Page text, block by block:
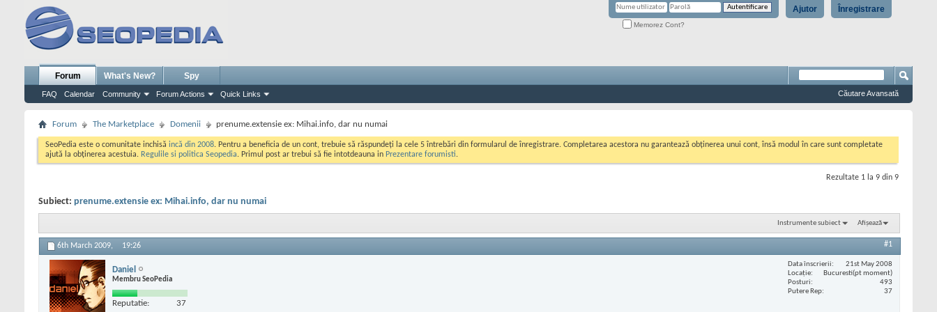
Înregistrare
Ajutor
Memorez Cont?
Forum
FAQ Calendar Community Forum Actions Quick Links
What's New? Spy
Căutare Avansată
Forum The Marketplace Domenii prenume.extensie ex: Mihai.info, dar nu numai
SeoPedia este o comunitate inchisă incă din 2008. Pentru a beneficia de un cont, trebuie să răspundeți la cele 5 întrebări din formularul de înregistrare. Completarea acestora nu garantează obținerea unui cont, însă modul în care sunt completate
ajută la obținerea acestuia. Regulile si politica Seopedia. Primul post ar trebui să fie intotdeauna in Prezentare forumisti.
Rezultate 1 la 9 din 9
Subiect: prenume.extensie ex: Mihai.info, dar nu numai
Instrumente subiect Afișează
6th March 2009, 19:26 #1
Daniel
Membru SeoPedia
Reputatie: 37
Data înscrierii
21st May 2008
Locaţie
Bucuresti(pt moment)
Posturi
493
Putere Rep
37